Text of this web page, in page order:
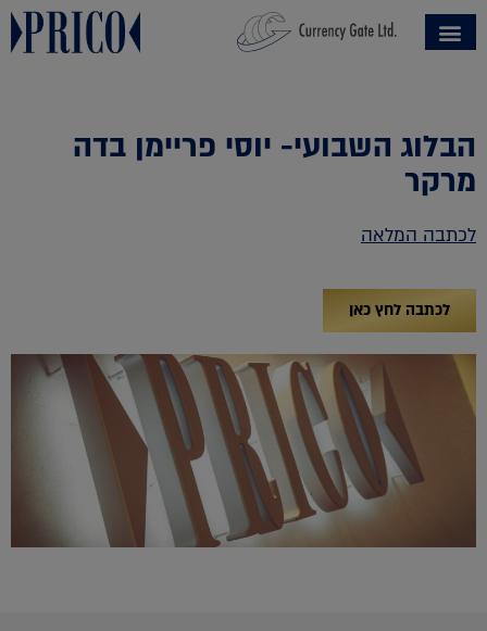
הבלוג השבועי- יוסי פריימן בדה
מרקר
לכתבה המלאה
לכתבה לחץ כאן